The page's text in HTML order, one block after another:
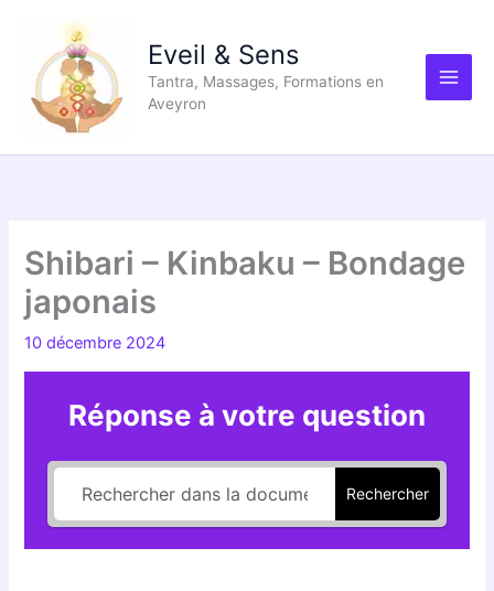
contenu
Eveil & Sens
Tantra, Massages, Formations en
Aveyron
Shibari – Kinbaku – Bondage
japonais
10 décembre 2024
Réponse à votre question
Rechercher